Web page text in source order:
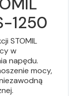
1250
STOMIL
w
napędu.
mocy,